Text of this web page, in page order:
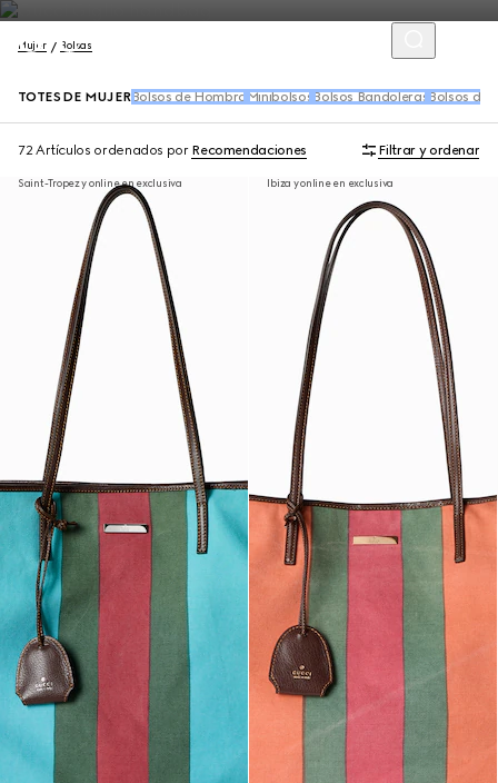
Mujer Bolsas
TOTES DE MUJERBolsos de Hombro Minibolsos Bolsos Bandoleras Bolsos de
72 Artículos ordenados por Recomendaciones Filtrar y ordenar
Saint-Tropez y online en exclusiva Ibiza y online en exclusiva